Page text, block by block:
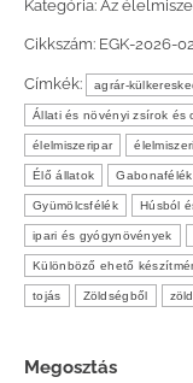
Kategória: Az
Cikkszám: EGK-2026-
Címkék: agrár-
Állati és növényi zsírok és
élelmiszeripar
Élő állatok Gabonafélék
Gyümölcsfélék Húsból
ipari és gyógynövények
Különböző ehető
tojás Zöldségből
Megosztás